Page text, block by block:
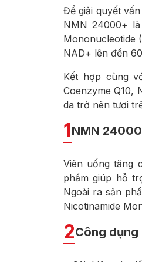
Để giải quyết
NMN 24000+
Mononucleotide
NAD+ lên đến
Kết hợp cùng
Coenzyme Q10,
da trở nên tươi
1NMN
Viên uống tăng
phẩm giúp hỗ
Ngoài ra sản
Nicotinamide
2Công